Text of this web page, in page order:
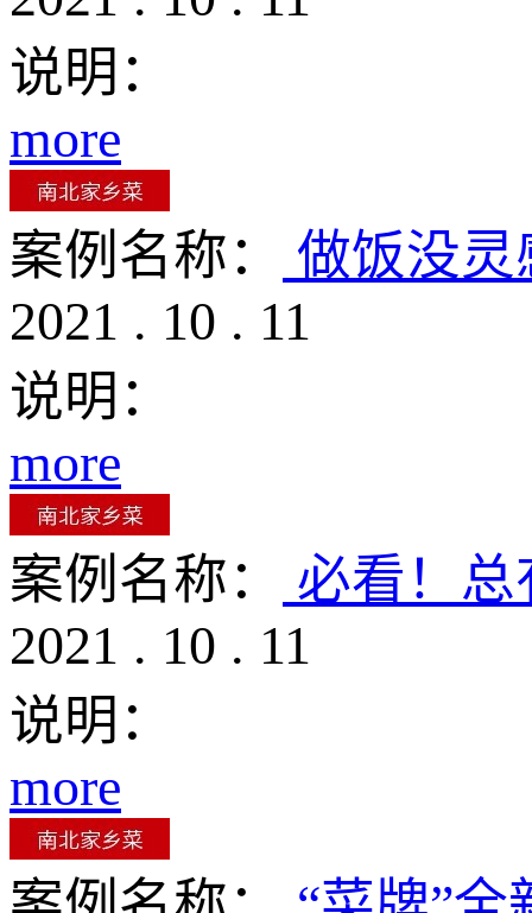
说明：
more
案例名称：
做饭没
2021 . 10 . 11
说明：
more
案例名称：
必看！
2021 . 10 . 11
说明：
more